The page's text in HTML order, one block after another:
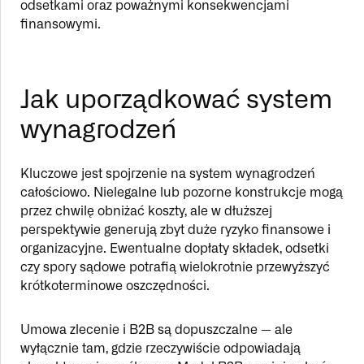
odsetkami oraz poważnymi konsekwencjami
finansowymi.
Jak uporządkować system
wynagrodzeń
Kluczowe jest spojrzenie na system wynagrodzeń
całościowo. Nielegalne lub pozorne konstrukcje mogą
przez chwilę obniżać koszty, ale w dłuższej
perspektywie generują zbyt duże ryzyko finansowe i
organizacyjne. Ewentualne dopłaty składek, odsetki
czy spory sądowe potrafią wielokrotnie przewyższyć
krótkoterminowe oszczędności.
Umowa zlecenie i B2B są dopuszczalne — ale
wyłącznie tam, gdzie rzeczywiście odpowiadają